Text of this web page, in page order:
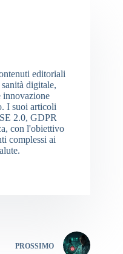
editoriali
digitale,
innovazione
I suoi articoli
2.0, GDPR
con l'obiettivo
complessi ai
PROSSIMO